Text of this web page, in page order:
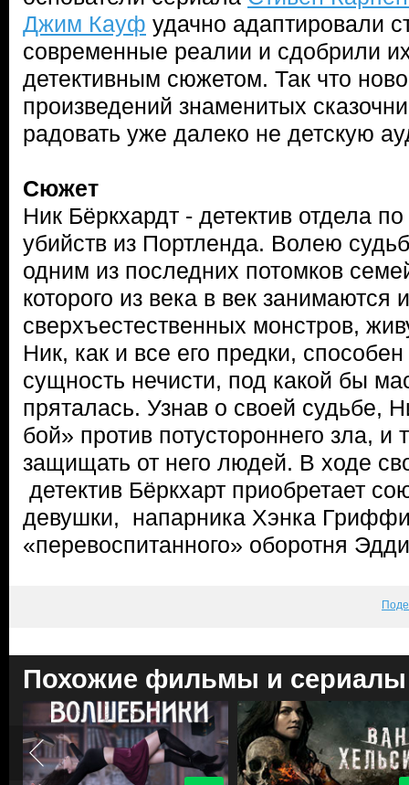
Джим Кауф удачно адаптировали
современные реалии и сдобрили
детективным сюжетом. Так что
произведений знаменитых
радовать уже далеко не детскую
Сюжет
Ник Бёркхардт - детектив отдела
убийств из Портленда. Волею
одним из последних потомков
которого из века в век занимаются
сверхъестественных монстров,
Ник, как и все его предки,
сущность нечисти, под какой бы
пряталась. Узнав о своей судьбе,
бой» против потустороннего зла, и
защищать от него людей. В ходе
детектив Бёркхарт приобретает
девушки, напарника Хэнка
«перевоспитанного» оборотня
Похожие фильмы и сериалы